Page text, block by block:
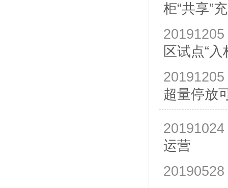
柜“共享”
20191205
区试点“入
20191205
超量停放
20191024
运营
20190528